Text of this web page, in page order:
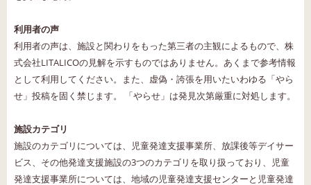
利用者の声
利用者の声は、施設と関わりをもった第三者の主観によるもので、株
式会社LITALICOの見解を示すものではありません。あくまで参考情報
として利用してください。また、虚偽・誇張を用いたいわゆる「やら
せ」投稿を固く禁じます。 「やらせ」は発見次第厳重に対処します。
施設カテゴリ
施設のカテゴリについては、児童発達支援事業所、放課後等デイサー
ビス、その他発達支援施設の3つのカテゴリを取り扱っており、児童
発達支援事業所については、地域の児童発達支援センターと児童発達